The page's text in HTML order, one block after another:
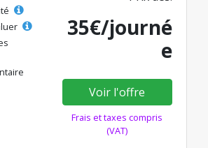
35€/journé
e
Voir l'offre
Frais et taxes compris
(VAT)